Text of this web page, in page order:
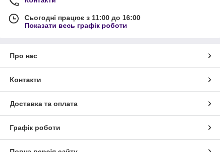
Сьогодні працює з 11:00 до 16:00
Показати весь графік роботи
Про нас
Контакти
Доставка та оплата
Графік роботи